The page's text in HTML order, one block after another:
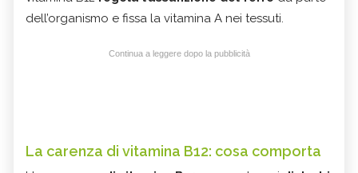
dell’organismo e fissa la vitamina A nei tessuti.
Continua a leggere dopo la pubblicità
La carenza di vitamina B12: cosa comporta